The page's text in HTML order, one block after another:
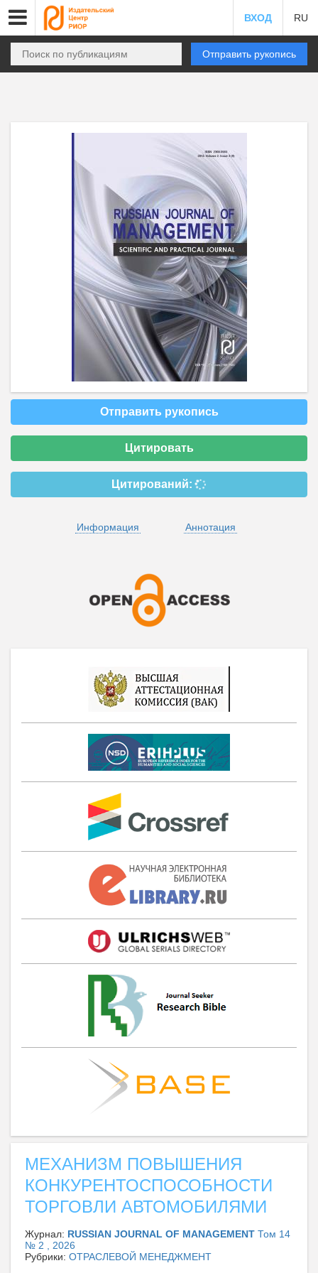
ВХОД RU
Отправить рукопись
Отправить рукопись
Цитировать
Цитирований:
Информация Аннотация
МЕХАНИЗМ ПОВЫШЕНИЯ
КОНКУРЕНТОСПОСОБНОСТИ
ТОРГОВЛИ АВТОМОБИЛЯМИ
Журнал: RUSSIAN JOURNAL OF MANAGEMENT Том 14
№ 2 , 2026
Рубрики: ОТРАСЛЕВОЙ МЕНЕДЖМЕНТ